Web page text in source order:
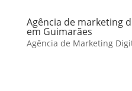
Agência de marketing
em Guimarães
Agência de Marketing